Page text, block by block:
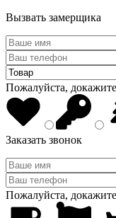
Вызвать замерщика
Пожалуйста,
Заказать звонок
Пожалуйста,